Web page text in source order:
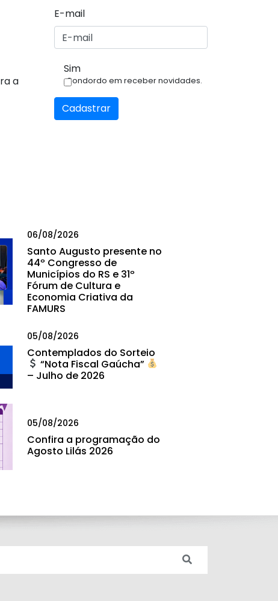
a
E-mail
Sim
Condordo em receber novidades.
Cadastrar
06/08/2026
Santo Augusto presente no
44º Congresso de
Municípios do RS e 31º
Fórum de Cultura e
Economia Criativa da
FAMURS
05/08/2026
Contemplados do Sorteio
“Nota Fiscal Gaúcha”
– Julho de 2026
05/08/2026
Confira a programação do
Agosto Lilás 2026